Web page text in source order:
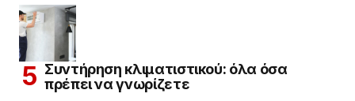
Συντήρηση κλιματιστικού: όλα όσα
πρέπει να γνωρίζετε